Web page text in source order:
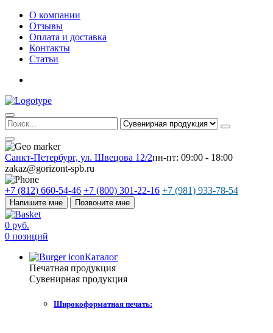
О компании
Отзывы
Оплата и доставка
Контакты
Статьи
Санкт-Петербург, ул. Швецова 12/2пн-пт: 09:00 - 18:00
zakaz@gorizont-spb.ru
+7 (812) 660-54-46 +7 (800) 301-22-16 +7 (981) 933-78-54
Напишите мне Позвоните мне
0 руб.
0 позиций
Каталог
Печатная продукция
Сувенирная продукция
Широкоформатная печать: